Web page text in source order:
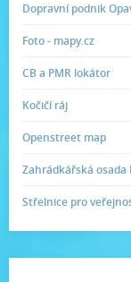
Dopravní podnik
Foto - mapy.cz
CB a PMR lokátor
Kočičí ráj
Openstreet map
Zahrádkářská osada
Střelnice pro